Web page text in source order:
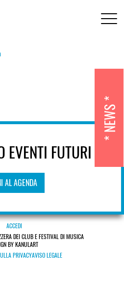
EVENTI FUTURI
AL AGENDA
NEWS
ACCEDI
DEI CLUB E FESTIVAL DI MUSICA
BY KANULART
PRIVACYAVISO LEGALE